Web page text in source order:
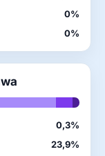
0%
0%
0,3%
23,9%